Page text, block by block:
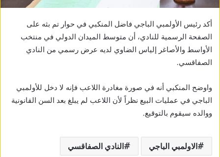
أكد رئيس الأولمبي الباجي فاضل المنكبي في حوار تم بثه على
الصفحة الرسمية للنادي، أن متوسط الميدان الدولي في منتخب
الأواسط والأصاغر إلياس الضاوي لديه عرض رسمي من النادي
الصفاقسي.
واوضح المنكبي أنه في صورة مغادرة اللاعب فإنه لا دخل للأولمبي
الباجي في عمليات البيع نظراً لأن اللاعب لم يبلغ بعد السن القانونية
ووالده سيقوم بالتوقيع.
الاولمبي الباجي النادي الصفاقسي